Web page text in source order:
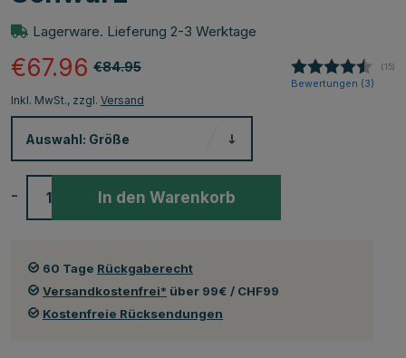
Lagerware. Lieferung 2-3 Werktage
€84.95
€67.96 (15)
Bewertungen (3)
Inkl. MwSt., zzgl. Versand
Auswahl: Größe
- In den Warenkorb
60 Tage Rückgaberecht
Versandkostenfrei* über 99€ / CHF99
Kostenfreie Rücksendungen